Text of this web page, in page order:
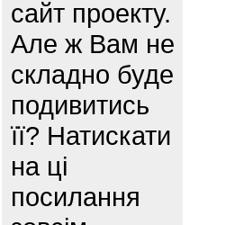
сайт проекту.
Але ж Вам не
складно буде
подивитись
її? Натискати
на ці
посилання